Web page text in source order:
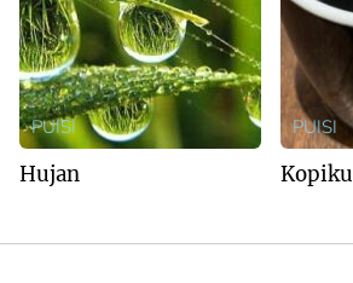
PUISI
Hujan
PUISI
Kopiku